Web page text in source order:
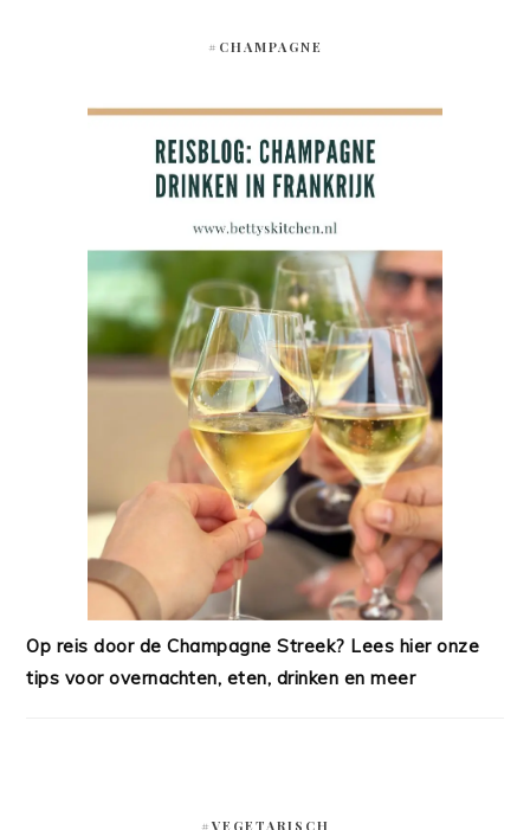
#CHAMPAGNE
Op reis door de Champagne Streek? Lees hier onze
tips voor overnachten, eten, drinken en meer
#VEGETARISCH